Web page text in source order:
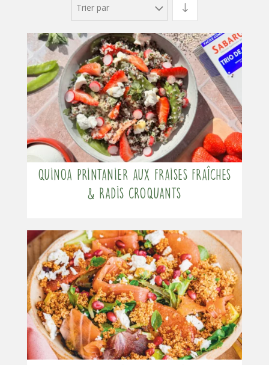
Trier par
Quinoa printanier aux fraises fraîches
& radis croquants